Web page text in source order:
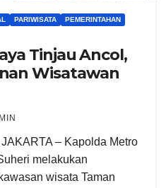
PARIWISATA
PEMERINTAHAN
Tinjau Ancol,
Wisatawan
– Kapolda Metro
melakukan
wisata Taman